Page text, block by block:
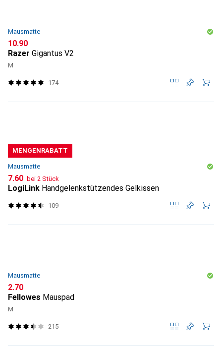
Mausmatte
CHF
10.90
Razer Gigantus V2
M
174
MENGENRABATT
Mausmatte
CHF
7.60 bei 2 Stück
LogiLink Handgelenkstützendes Gelkissen
109
Mausmatte
CHF
2.70
Fellowes Mauspad
M
215